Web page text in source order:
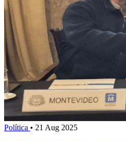
Política • 21 Aug 2025